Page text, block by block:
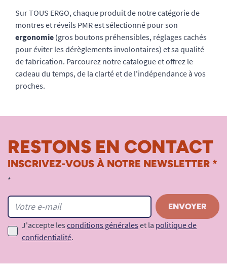
Sur TOUS ERGO, chaque produit de notre catégorie de
montres et réveils PMR est sélectionné pour son
ergonomie (gros boutons préhensibles, réglages cachés
pour éviter les dérèglements involontaires) et sa qualité
de fabrication. Parcourez notre catalogue et offrez le
cadeau du temps, de la clarté et de l'indépendance à vos
proches.
RESTONS EN CONTACT
INSCRIVEZ-VOUS À NOTRE NEWSLETTER *
*
J'accepte les conditions générales et la politique de
confidentialité.